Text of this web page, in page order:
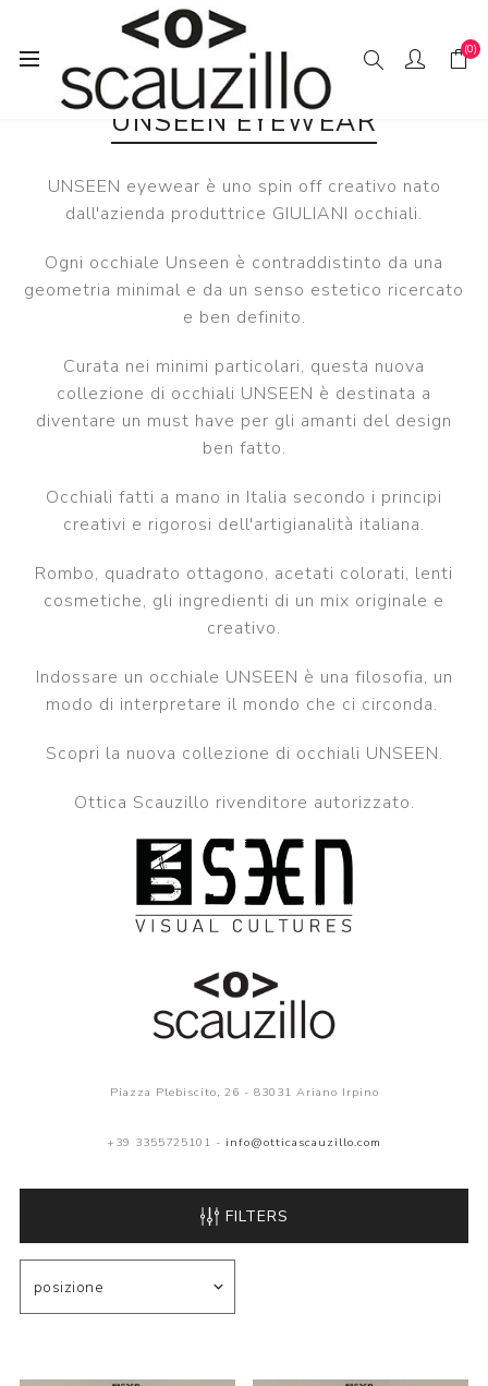
(0)
UNSEEN EYEWEAR
UNSEEN eyewear è uno spin off creativo nato
dall'azienda produttrice GIULIANI occhiali.
Ogni occhiale Unseen è contraddistinto da una
geometria minimal e da un senso estetico ricercato
e ben definito.
Curata nei minimi particolari, questa nuova
collezione di occhiali UNSEEN è destinata a
diventare un must have per gli amanti del design
ben fatto.
Occhiali fatti a mano in Italia secondo i principi
creativi e rigorosi dell'artigianalità italiana.
Rombo, quadrato ottagono, acetati colorati, lenti
cosmetiche, gli ingredienti di un mix originale e
creativo.
Indossare un occhiale UNSEEN è una filosofia, un
modo di interpretare il mondo che ci circonda.
Scopri la nuova collezione di occhiali UNSEEN.
Ottica Scauzillo rivenditore autorizzato.
Piazza Plebiscito, 26 - 83031 Ariano Irpino
+39 3355725101 - info@otticascauzillo.com
FILTERS